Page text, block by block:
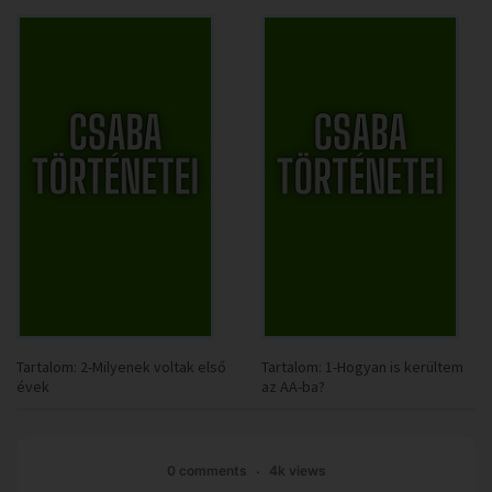
Tartalom: 2-Milyenek voltak első
évek
Tartalom: 1-Hogyan is kerültem
az AA-ba?
0 comments 4k views